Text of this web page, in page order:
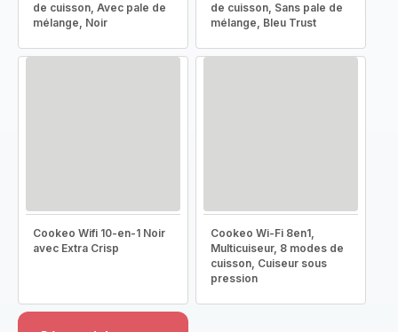
de cuisson, Avec pale de
mélange, Noir
de cuisson, Sans pale de
mélange, Bleu Trust
Cookeo Wifi 10-en-1 Noir
avec Extra Crisp
Cookeo Wi-Fi 8en1,
Multicuiseur, 8 modes de
cuisson, Cuiseur sous
pression